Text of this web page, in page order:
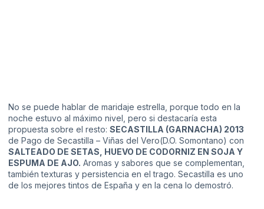
No se puede hablar de maridaje estrella, porque todo en la
noche estuvo al máximo nivel, pero si destacaría esta
propuesta sobre el resto: SECASTILLA (GARNACHA) 2013
de Pago de Secastilla – Viñas del Vero(D.O. Somontano) con
SALTEADO DE SETAS, HUEVO DE CODORNIZ EN SOJA Y
ESPUMA DE AJO. Aromas y sabores que se complementan,
también texturas y persistencia en el trago. Secastilla es uno
de los mejores tintos de España y en la cena lo demostró.